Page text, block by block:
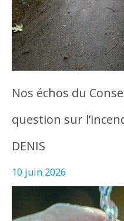
Nos échos du
question sur
DENIS
10 juin 2026